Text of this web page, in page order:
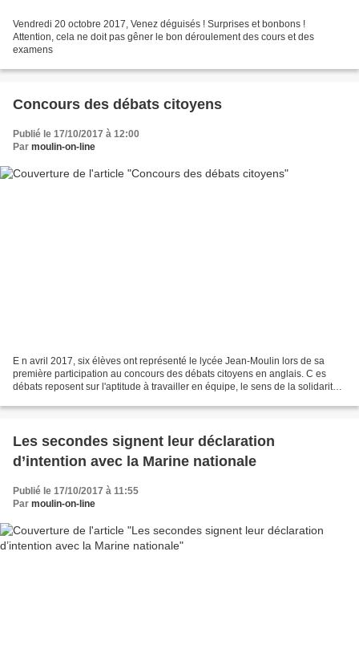
Vendredi 20 octobre 2017, Venez déguisés ! Surprises et bonbons !
Attention, cela ne doit pas gêner le bon déroulement des cours et des
examens
Concours des débats citoyens
Publié le 17/10/2017 à 12:00
Par moulin-on-line
E n avril 2017, six élèves ont représenté le lycée Jean-Moulin lors de sa
première participation au concours des débats citoyens en anglais. C es
débats reposent sur l'aptitude à travailler en équipe, le sens de la solidarité,
Les secondes signent leur déclaration
d’intention avec la Marine nationale
Publié le 17/10/2017 à 11:55
Par moulin-on-line